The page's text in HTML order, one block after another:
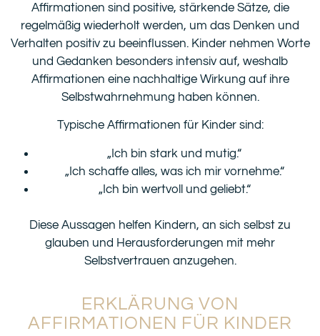
Affirmationen sind positive, stärkende Sätze, die
regelmäßig wiederholt werden, um das Denken und
Verhalten positiv zu beeinflussen. Kinder nehmen Worte
und Gedanken besonders intensiv auf, weshalb
Affirmationen eine nachhaltige Wirkung auf ihre
Selbstwahrnehmung haben können.
Typische Affirmationen für Kinder sind:
„Ich bin stark und mutig.“
„Ich schaffe alles, was ich mir vornehme.“
„Ich bin wertvoll und geliebt.“
Diese Aussagen helfen Kindern, an sich selbst zu
glauben und Herausforderungen mit mehr
Selbstvertrauen anzugehen.
ERKLÄRUNG VON
AFFIRMATIONEN FÜR KINDER